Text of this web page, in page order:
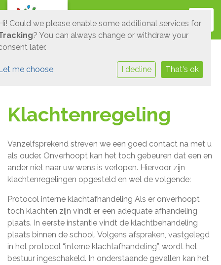
Klachtenregeling
Vanzelfsprekend streven we een goed contact na met u
als ouder. Onverhoopt kan het toch gebeuren dat een en
ander niet naar uw wens is verlopen. Hiervoor zijn
klachtenregelingen opgesteld en wel de volgende:
Protocol interne klachtafhandeling Als er onverhoopt
toch klachten zijn vindt er een adequate afhandeling
plaats. In eerste instantie vindt de klachtbehandeling
plaats binnen de school. Volgens afspraken, vastgelegd
in het protocol “interne klachtafhandeling”, wordt het
bestuur ingeschakeld. In onderstaande gevallen kan het
Could we please enable some additional services for
? You can always change or withdraw your
later.
me choose I decline That's ok